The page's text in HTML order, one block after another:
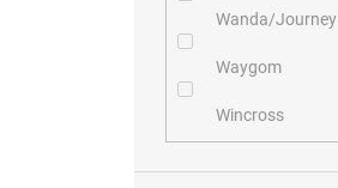
Wanda/Journey
Waygom
Wincross